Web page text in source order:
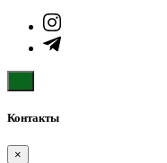
Контакты
×